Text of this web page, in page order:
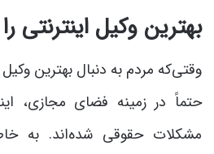
بهترین وکیل اینترنتی
وقتی‌که مردم به دنبال بهترین
حتماً در زمینه‌ فضای مجازی،
مشکلات حقوقی شده‌اند. به